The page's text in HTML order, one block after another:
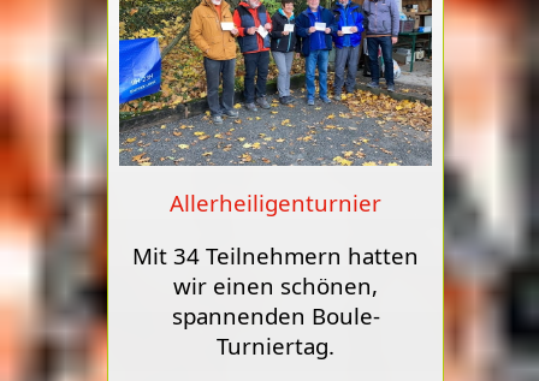
Allerheiligenturnier
Mit 34 Teilnehmern hatten
wir einen schönen,
spannenden Boule-
Turniertag.